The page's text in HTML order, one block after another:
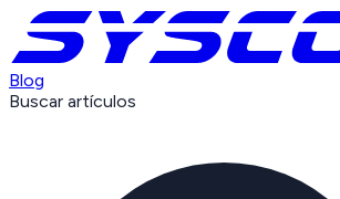
Blog
Buscar artículos